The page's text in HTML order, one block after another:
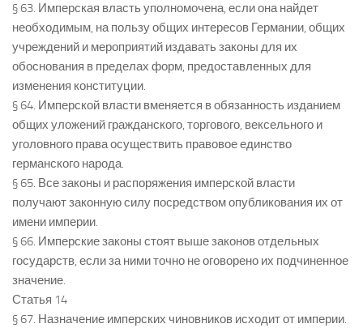
§ 63. Имперская власть уполномочена, если она найдет
необходимым, на пользу общих интересов Германии, общих
учреждений и мероприятий издавать законы для их
обоснования в пределах форм, предоставленных для
изменения конституции.
§ 64. Имперской власти вменяется в обязанность изданием
общих уложений гражданского, торгового, вексельного и
уголовного права осуществить правовое единство
германского народа.
§ 65. Все законы и распоряжения имперской власти
получают законную силу посредством опубликования их от
имени империи.
§ 66. Имперские законы стоят выше законов отдельных
государств, если за ними точно не оговорено их подчиненное
значение.
Статья 14
§ 67. Назначение имперских чиновников исходит от империи.